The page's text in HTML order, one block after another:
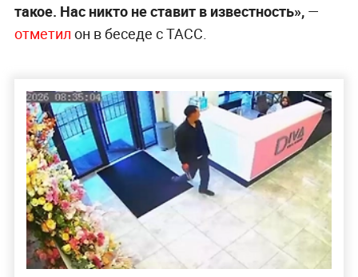
такое. Нас никто не ставит в известность»,—
отметил он в беседе с ТАСС.